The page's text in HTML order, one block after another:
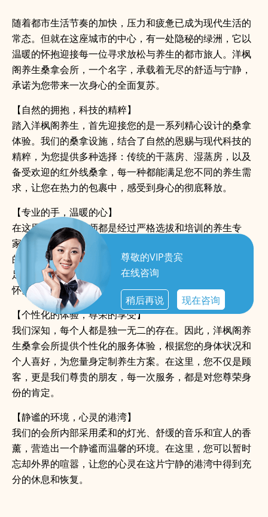
尊敬的VIP贵宾
在线咨询
稍后再说 现在咨询
随着都市生活节奏的加快，压力和疲惫已成为现代生活的
常态。但就在这座城市的中心，有一处隐秘的绿洲，它以
温暖的怀抱迎接每一位寻求放松与养生的都市旅人。洋枫
阁养生桑拿会所，一个名字，承载着无尽的舒适与宁静，
承诺为您带来一次身心的全面复苏。
【自然的拥抱，科技的精粹】
踏入洋枫阁养生，首先迎接您的是一系列精心设计的桑拿
体验。我们的桑拿设施，结合了自然的恩赐与现代科技的
精粹，为您提供多种选择：传统的干蒸房、湿蒸房，以及
备受欢迎的红外线桑拿，每一种都能满足您不同的养生需
求，让您在热力的包裹中，感受到身心的彻底释放。
【专业的手，温暖的心】
在这里，每一位技师都是经过严格选拔和培训的养生专
家。他们的双手，不仅能为您驱走身体的疲惫，更能为您
的心灵带来温暖的抚慰。从深层组织按摩到热石疗法，从
足底按摩到全身放松，每一次触摸都是对您健康的深切关
怀。
【个性化的体验，尊荣的享受】
我们深知，每个人都是独一无二的存在。因此，洋枫阁养
生桑拿会所提供个性化的服务体验，根据您的身体状况和
个人喜好，为您量身定制养生方案。在这里，您不仅是顾
客，更是我们尊贵的朋友，每一次服务，都是对您尊荣身
份的肯定。
【静谧的环境，心灵的港湾】
我们的会所内部采用柔和的灯光、舒缓的音乐和宜人的香
薰，营造出一个静谧而温馨的环境。在这里，您可以暂时
忘却外界的喧嚣，让您的心灵在这片宁静的港湾中得到充
分的休息和恢复。